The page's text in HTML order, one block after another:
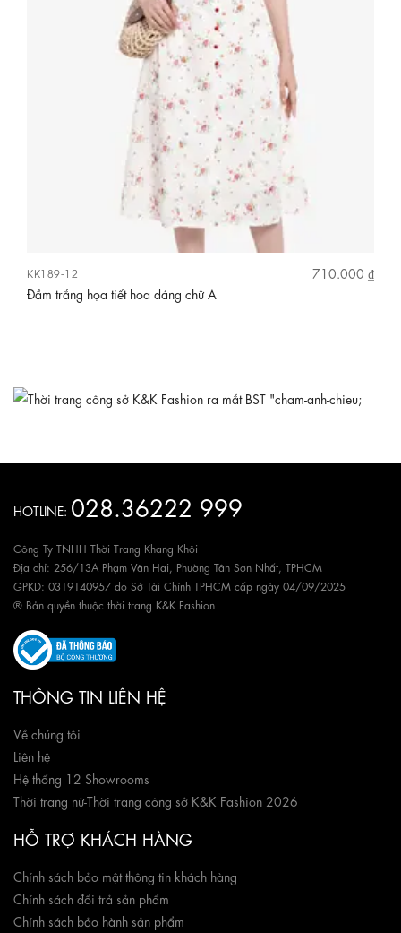
KK189-12
710.000 ₫
Đầm trắng họa tiết hoa dáng chữ A
HOTLINE: 028.36222 999
Công Ty TNHH Thời Trang Khang Khôi
Địa chỉ: 256/13A Phạm Văn Hai, Phường Tân Sơn Nhất, TPHCM
GPKD: 0319140957 do Sở Tài Chính TPHCM cấp ngày 04/09/2025
® Bản quyền thuộc thời trang K&K Fashion
THÔNG TIN LIÊN HỆ
Về chúng tôi
Liên hệ
Hệ thống 12 Showrooms
Thời trang nữ-Thời trang công sở K&K Fashion 2026
HỖ TRỢ KHÁCH HÀNG
Chính sách bảo mật thông tin khách hàng
Chính sách đổi trả sản phẩm
Chính sách bảo hành sản phẩm